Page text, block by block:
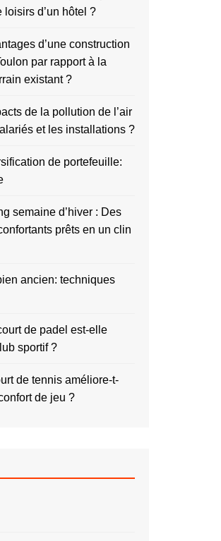
loisirs d’un hôtel ?
d’une construction
par rapport à la
existant ?
de la pollution de l’air
et les installations ?
de portefeuille:
semaine d’hiver : Des
prêts en un clin
ancien: techniques
de padel est-elle
sportif ?
de tennis améliore-t-
de jeu ?